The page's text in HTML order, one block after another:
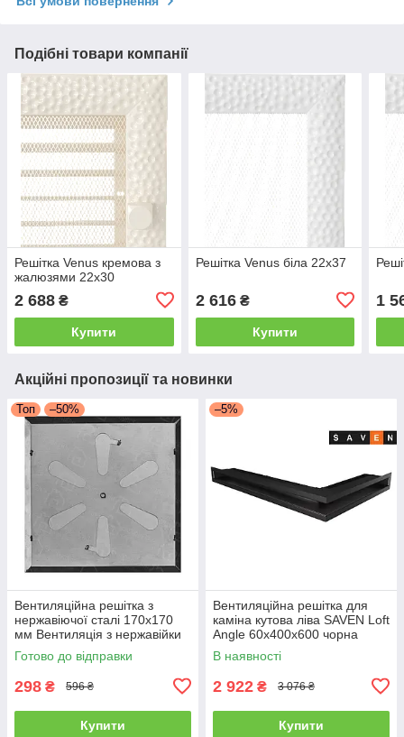
Подібні товари компанії
Решітка Venus кремова з
жалюзями 22x30
2 688 ₴
Купити
Решітка Venus біла 22x37
2 616₴
Купити
1
Акційні пропозиції та новинки
Топ –50%
Вентиляційна решітка з
нержавіючої сталі 170x170
мм Вентиляція з нержавійки
для печі
Готово до відправки
298 ₴ 596 ₴
Купити
–5%
Вентиляційна решітка для
каміна кутова ліва SAVEN Loft
Angle 60х400х600 чорна
В наявності
2 922 ₴ 3 076 ₴
Купити